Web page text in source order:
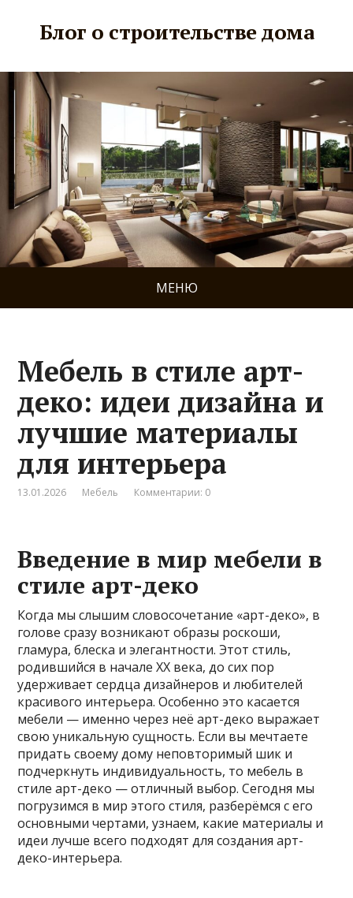
Блог о строительстве дома
МЕНЮ
Мебель в стиле арт-
деко: идеи дизайна и
лучшие материалы
для интерьера
13.01.2026 Мебель Комментарии: 0
Введение в мир мебели в
стиле арт-деко
Когда мы слышим словосочетание «арт-деко», в
голове сразу возникают образы роскоши,
гламура, блеска и элегантности. Этот стиль,
родившийся в начале XX века, до сих пор
удерживает сердца дизайнеров и любителей
красивого интерьера. Особенно это касается
мебели — именно через неё арт-деко выражает
свою уникальную сущность. Если вы мечтаете
придать своему дому неповторимый шик и
подчеркнуть индивидуальность, то мебель в
стиле арт-деко — отличный выбор. Сегодня мы
погрузимся в мир этого стиля, разберёмся с его
основными чертами, узнаем, какие материалы и
идеи лучше всего подходят для создания арт-
деко-интерьера.